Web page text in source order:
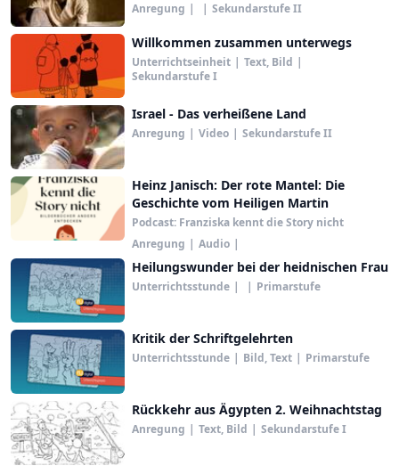
Anregung | | Sekundarstufe II
Willkommen zusammen unterwegs
Unterrichtseinheit | Text, Bild |
Sekundarstufe I
Israel - Das verheißene Land
Anregung | Video | Sekundarstufe II
Heinz Janisch: Der rote Mantel: Die
Geschichte vom Heiligen Martin
Podcast: Franziska kennt die Story nicht
Anregung | Audio |
Heilungswunder bei der heidnischen Frau
Unterrichtsstunde | | Primarstufe
Kritik der Schriftgelehrten
Unterrichtsstunde | Bild, Text | Primarstufe
Rückkehr aus Ägypten 2. Weihnachtstag
Anregung | Text, Bild | Sekundarstufe I